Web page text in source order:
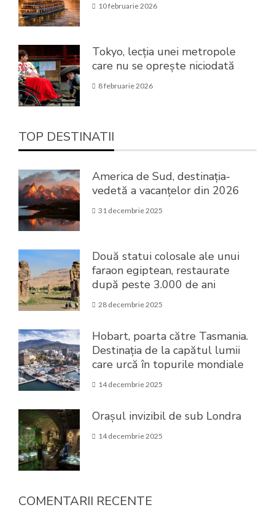
10 februarie 2026
Tokyo, lecția unei metropole
care nu se oprește niciodată
8 februarie 2026
TOP DESTINATII
America de Sud, destinația-
vedetă a vacanțelor din 2026
31 decembrie 2025
Două statui colosale ale unui
faraon egiptean, restaurate
după peste 3.000 de ani
28 decembrie 2025
Hobart, poarta către Tasmania.
Destinația de la capătul lumii
care urcă în topurile mondiale
14 decembrie 2025
Orașul invizibil de sub Londra
14 decembrie 2025
COMENTARII RECENTE